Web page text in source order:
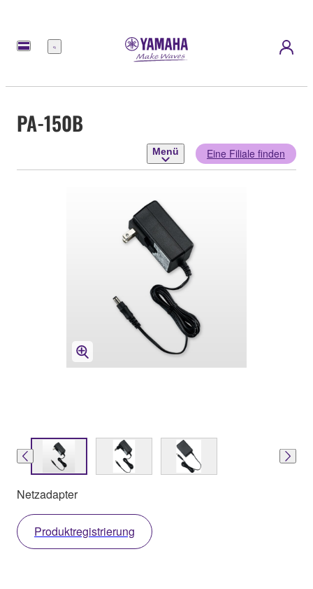
Menü
PA-150B
Menü Eine Filiale finden
Netzadapter
Produktregistrierung